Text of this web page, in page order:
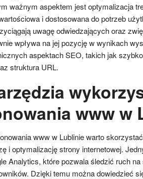
ważnym aspektem jest optymalizacja
i dostosowana do potrzeb
uwagę odwiedzających oraz
wpływa na jej pozycję w wynikach
aspektach SEO, takich jak
struktura URL.
www w
www w Lublinie warto
i optymalizację strony internetowej.
Analytics, które pozwala śledzić ruch
Dzięki temu można dowiedzieć